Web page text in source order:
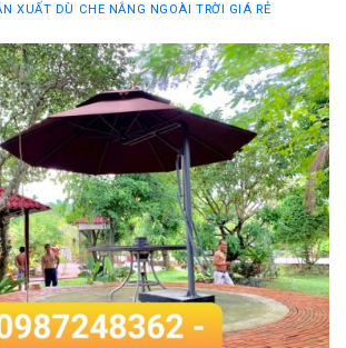
XUẤT DÙ CHE NẮNG NGOÀI TRỜI GIÁ RẺ